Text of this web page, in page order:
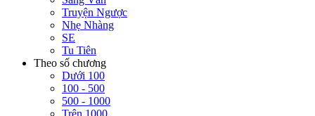
Truyện Ngược
Nhẹ Nhàng
SE
Tu Tiên
Theo số chương
Dưới 100
100 - 500
500 - 1000